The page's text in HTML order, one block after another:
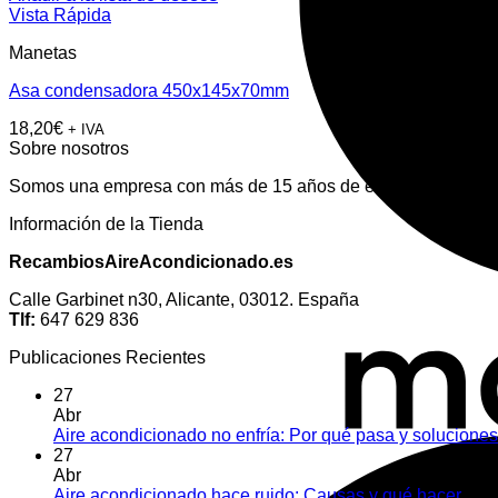
Vista Rápida
Manetas
Asa condensadora 450x145x70mm
18,20€ + IVA
Sobre nosotros
Somos una empresa con más de 15 años de experiencia en
Información de la Tienda
RecambiosAireAcondicionado.es
Calle Garbinet n30, Alicante, 03012. España
Tlf: 647 629 836
Publicaciones Recientes
27
Abr
Aire acondicionado no enfría: Por qué pasa y soluciones
27
Abr